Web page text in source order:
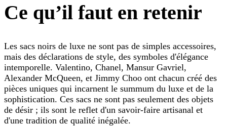
Ce qu’il faut en retenir
Les sacs noirs de luxe ne sont pas de simples accessoires,
mais des déclarations de style, des symboles d'élégance
intemporelle. Valentino, Chanel, Mansur Gavriel,
Alexander McQueen, et Jimmy Choo ont chacun créé des
pièces uniques qui incarnent le summum du luxe et de la
sophistication. Ces sacs ne sont pas seulement des objets
de désir ; ils sont le reflet d'un savoir-faire artisanal et
d'une tradition de qualité inégalée.